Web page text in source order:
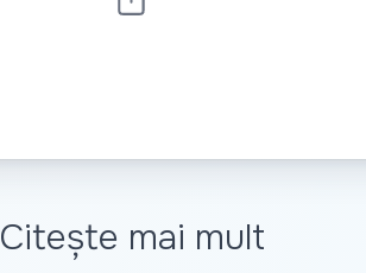
Citește mai mult